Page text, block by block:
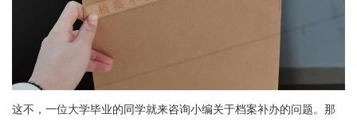
这不，一位大学毕业的同学就来咨询小编关于档案补办的问题。 那